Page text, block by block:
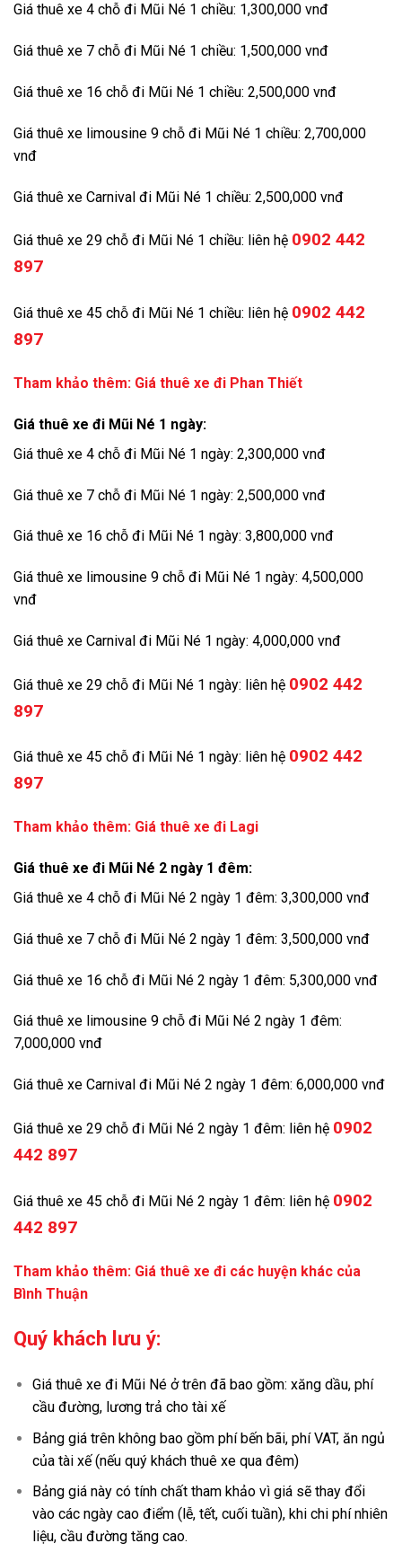
Giá thuê xe 4 chỗ đi Mũi Né 1 chiều: 1,300,000 vnđ
Giá thuê xe 7 chỗ đi Mũi Né 1 chiều: 1,500,000 vnđ
Giá thuê xe 16 chỗ đi Mũi Né 1 chiều: 2,500,000 vnđ
Giá thuê xe limousine 9 chỗ đi Mũi Né 1 chiều: 2,700,000
vnđ
Giá thuê xe Carnival đi Mũi Né 1 chiều: 2,500,000 vnđ
Giá thuê xe 29 chỗ đi Mũi Né 1 chiều: liên hệ 0902 442
897
Giá thuê xe 45 chỗ đi Mũi Né 1 chiều: liên hệ 0902 442
897
Tham khảo thêm: Giá thuê xe đi Phan Thiết
Giá thuê xe đi Mũi Né 1 ngày:
Giá thuê xe 4 chỗ đi Mũi Né 1 ngày: 2,300,000 vnđ
Giá thuê xe 7 chỗ đi Mũi Né 1 ngày: 2,500,000 vnđ
Giá thuê xe 16 chỗ đi Mũi Né 1 ngày: 3,800,000 vnđ
Giá thuê xe limousine 9 chỗ đi Mũi Né 1 ngày: 4,500,000
vnđ
Giá thuê xe Carnival đi Mũi Né 1 ngày: 4,000,000 vnđ
Giá thuê xe 29 chỗ đi Mũi Né 1 ngày: liên hệ 0902 442
897
Giá thuê xe 45 chỗ đi Mũi Né 1 ngày: liên hệ 0902 442
897
Tham khảo thêm: Giá thuê xe đi Lagi
Giá thuê xe đi Mũi Né 2 ngày 1 đêm:
Giá thuê xe 4 chỗ đi Mũi Né 2 ngày 1 đêm: 3,300,000 vnđ
Giá thuê xe 7 chỗ đi Mũi Né 2 ngày 1 đêm: 3,500,000 vnđ
Giá thuê xe 16 chỗ đi Mũi Né 2 ngày 1 đêm: 5,300,000 vnđ
Giá thuê xe limousine 9 chỗ đi Mũi Né 2 ngày 1 đêm:
7,000,000 vnđ
Giá thuê xe Carnival đi Mũi Né 2 ngày 1 đêm: 6,000,000 vnđ
Giá thuê xe 29 chỗ đi Mũi Né 2 ngày 1 đêm: liên hệ 0902
442 897
Giá thuê xe 45 chỗ đi Mũi Né 2 ngày 1 đêm: liên hệ 0902
442 897
Tham khảo thêm: Giá thuê xe đi các huyện khác của
Bình Thuận
Quý khách lưu ý:
Giá thuê xe đi Mũi Né ở trên đã bao gồm: xăng dầu, phí
cầu đường, lương trả cho tài xế
Bảng giá trên không bao gồm phí bến bãi, phí VAT, ăn ngủ
của tài xế (nếu quý khách thuê xe qua đêm)
Bảng giá này có tính chất tham khảo vì giá sẽ thay đổi
vào các ngày cao điểm (lễ, tết, cuối tuần), khi chi phí nhiên
liệu, cầu đường tăng cao.